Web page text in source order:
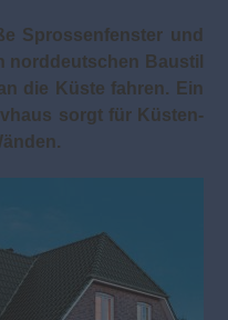
Sprossenfenster und
norddeutschen Baustil
die Küste fahren. Ein
sorgt für Küsten-